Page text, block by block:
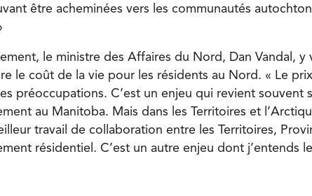
être acheminées vers les communautés
le ministre des Affaires du Nord, Dan Vandal, y
le coût de la vie pour les résidents au Nord. « Le
préoccupations. C’est un enjeu qui revient souvent
au Manitoba. Mais dans les Territoires et
travail de collaboration entre les Territoires,
résidentiel. C’est un autre enjeu dont j’entends